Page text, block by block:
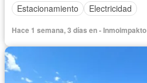
Estacionamiento
Electricidad
Hace 1 semana, 3 días en - Inmoimpakto